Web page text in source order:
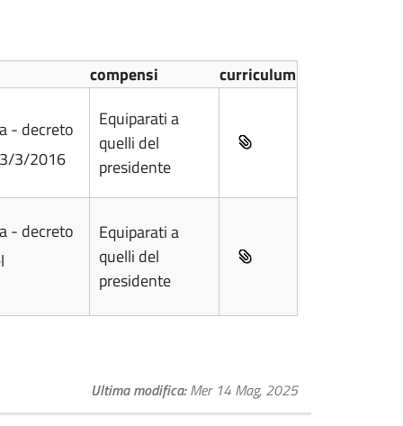
compensi curriculum
- decreto
3/2016
Equiparati a
quelli del
presidente
- decreto
Equiparati a
quelli del
presidente
Ultima modifica Mer 14 Mag, 2025